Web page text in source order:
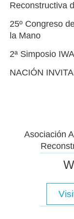
Reconstructiva
25º Congreso
la Mano
2ª Simposio
NACIÓN
Asociación